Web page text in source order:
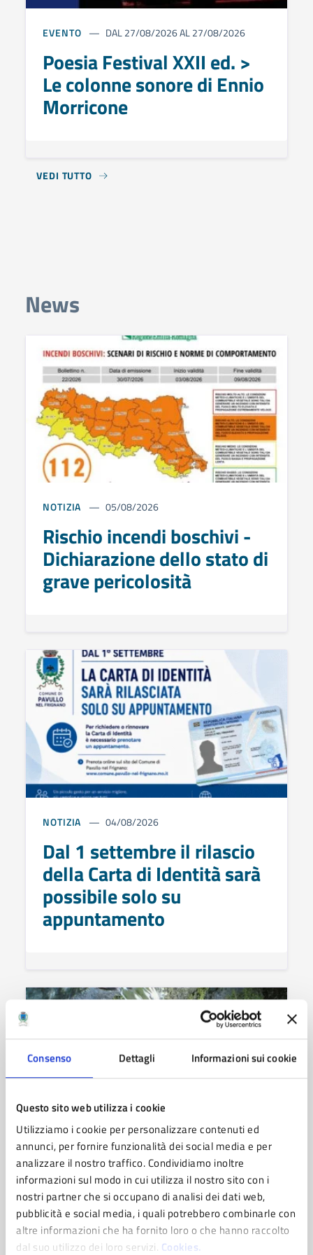
Consenso Dettagli Informazioni sui cookie
Questo sito web utilizza i cookie
Utilizziamo i cookie per personalizzare contenuti ed
annunci, per fornire funzionalità dei social media e per
analizzare il nostro traffico. Condividiamo inoltre
informazioni sul modo in cui utilizza il nostro sito con i
nostri partner che si occupano di analisi dei dati web,
pubblicità e social media, i quali potrebbero combinarle con
altre informazioni che ha fornito loro o che hanno raccolto
dal suo utilizzo dei loro servizi. Cookies.
EVENTO DAL 27/08/2026 AL 27/08/2026
Poesia Festival XXII ed. >
Le colonne sonore di Ennio
Morricone
VEDI TUTTO
News
NOTIZIA 05/08/2026
Rischio incendi boschivi -
Dichiarazione dello stato di
grave pericolosità
NOTIZIA 04/08/2026
Dal 1 settembre il rilascio
della Carta di Identità sarà
possibile solo su
appuntamento
NOTIZIA 04/08/2026
Monitoraggio qualità
dell’acqua nel Comune di
Pavullo